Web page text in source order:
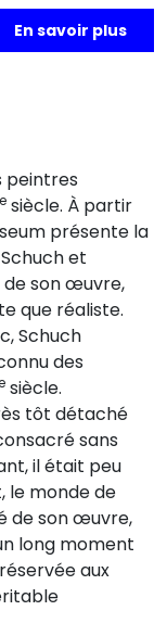
En savoir plus
peintres
e siècle. À partir
présente la
et
de son œuvre,
que réaliste.
Schuch
des
siècle.
tôt détaché
sans
il était peu
le monde de
de son œuvre,
long moment
aux